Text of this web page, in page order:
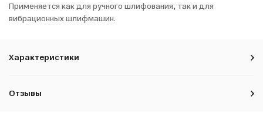
Применяется как для ручного шлифования, так и для
вибрационных шлифмашин.
Характеристики
Отзывы